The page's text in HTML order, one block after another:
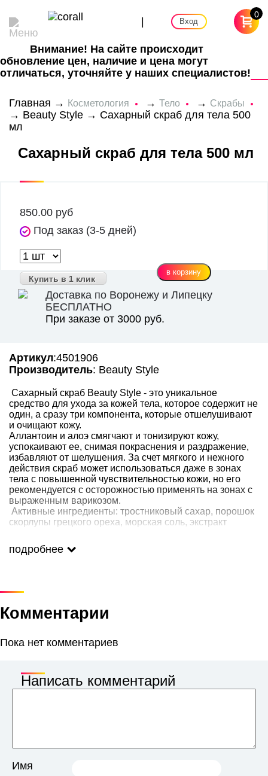
| Вход
0
Внимание! На сайте происходит
обновление цен, наличие и цена могут
отличаться, уточняйте у наших специалистов!
Главная → Косметология → Тело → Скрабы
→ Beauty Style→ Сахарный скраб для тела 500
мл
Сахарный скраб для тела 500 мл
850.00 руб
Под заказ (3-5 дней)
Купить в 1 клик
Доставка по Воронежу и Липецку
БЕСПЛАТНО
При заказе от 3000 руб.
Артикул:4501906
Производитель: Beauty Style
Сахарный скраб Beauty Style - это уникальное
средство для ухода за кожей тела, которое содержит не
один, а сразу три компонента, которые отшелушивают
и очищают кожу.
Аллантоин и алоэ смягчают и тонизируют кожу,
успокаивают ее, снимая покраснения и раздражение,
избавляют от шелушения. За счет мягкого и нежного
действия скраб может использоваться даже в зонах
тела с повышенной чувствительностью кожи, но его
рекомендуется с осторожностью применять на зонах с
выраженным варикозом.
Активные ингредиенты: тростниковый сахар, порошок
скорлупы грецкого ореха, морская соль, экстракт
подробнее
Комментарии
Пока нет комментариев
Написать комментарий
Имя